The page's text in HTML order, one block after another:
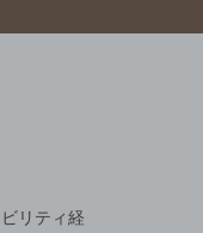
リティ経